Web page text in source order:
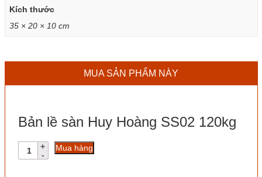
Kích thước
35 × 20 × 10 cm
MUA SẢN PHẨM NÀY
Bản lề sàn Huy Hoàng SS02 120kg
Bản
lề
Mua hàng